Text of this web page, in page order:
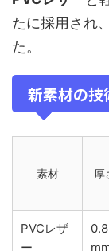
たに採用され
た。
新素材の技
素材 厚
PVCレザ
ー
0.8